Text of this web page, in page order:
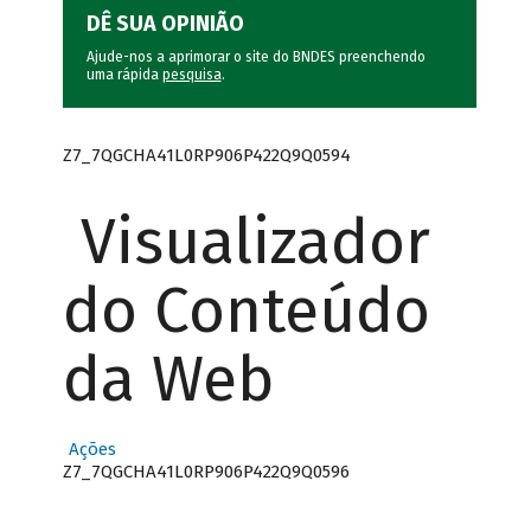
DÊ SUA OPINIÃO
Ajude-nos a aprimorar o site do BNDES preenchendo
uma rápida pesquisa.
Z7_7QGCHA41L0RP906P422Q9Q0594
Visualizador
do Conteúdo
da Web
Ações
Z7_7QGCHA41L0RP906P422Q9Q0596